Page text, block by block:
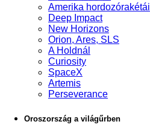
Amerika hordozórakétái
Deep Impact
New Horizons
Orion, Ares, SLS
A Holdnál
Curiosity
SpaceX
Artemis
Perseverance
Oroszország a világűrben